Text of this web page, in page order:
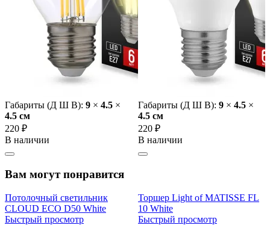
Габариты (Д Ш В): 9 × 4.5 ×
4.5 cм
220 ₽
В наличии
Габариты (Д Ш В): 9 × 4.5 ×
4.5 cм
220 ₽
В наличии
Вам могут понравится
Потолочный светильник
CLOUD ECO D50 White
Быстрый просмотр
Торшер Light of MATISSE FL
10 White
Быстрый просмотр